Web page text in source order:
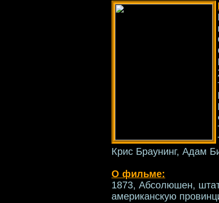
Крис Браунинг, Адам
О фильме:
1873, Абсолюшен,
американскую